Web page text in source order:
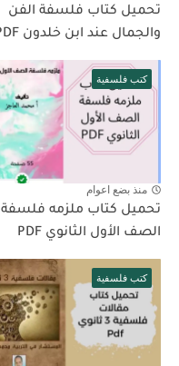
تحميل كتاب فلسفة الفن
والجمال عند ابن خلدون PDF
كتب فلسفية
منذ بضع اعوام
تحميل كتاب ملزمه فلسفة
الصف الأول الثانوي PDF
كتب فلسفية